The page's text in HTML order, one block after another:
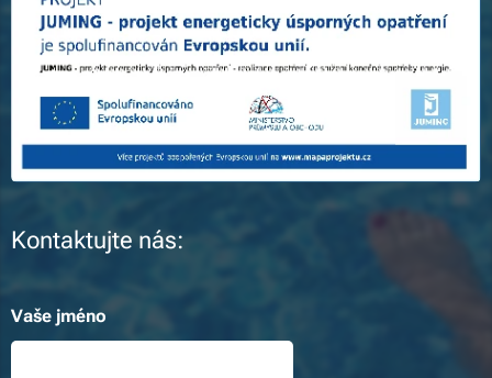
Kontaktujte nás:
Vaše jméno